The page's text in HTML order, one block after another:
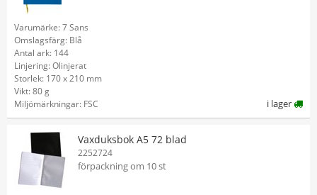
Varumärke: 7 Sans
Omslagsfärg: Blå
Antal ark: 144
Linjering: Olinjerat
Storlek: 170 x 210 mm
Vikt: 80 g
Miljömärkningar: FSC
i lager
Vaxduksbok A5 72 blad
2252724
förpackning om 10 st